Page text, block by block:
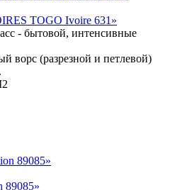
TOGO Ivoire 631»
- бытовой, интенсивные
ворс (разрезной и петлевой)
89085»